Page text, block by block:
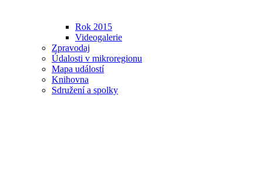
Rok 2015
Videogalerie
Zpravodaj
Údalosti v mikroregionu
Mapa událostí
Knihovna
Sdružení a spolky